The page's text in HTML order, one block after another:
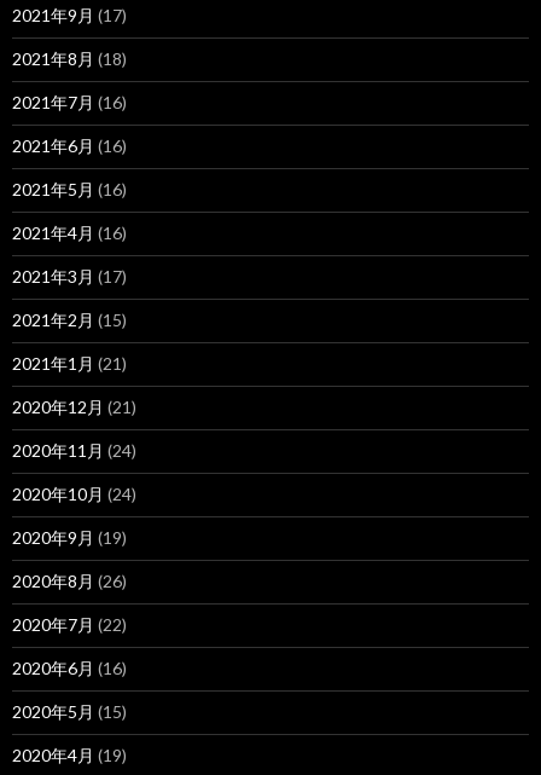
2021年9月 (17)
2021年8月 (18)
2021年7月 (16)
2021年6月 (16)
2021年5月 (16)
2021年4月 (16)
2021年3月 (17)
2021年2月 (15)
2021年1月 (21)
2020年12月 (21)
2020年11月 (24)
2020年10月 (24)
2020年9月 (19)
2020年8月 (26)
2020年7月 (22)
2020年6月 (16)
2020年5月 (15)
2020年4月 (19)